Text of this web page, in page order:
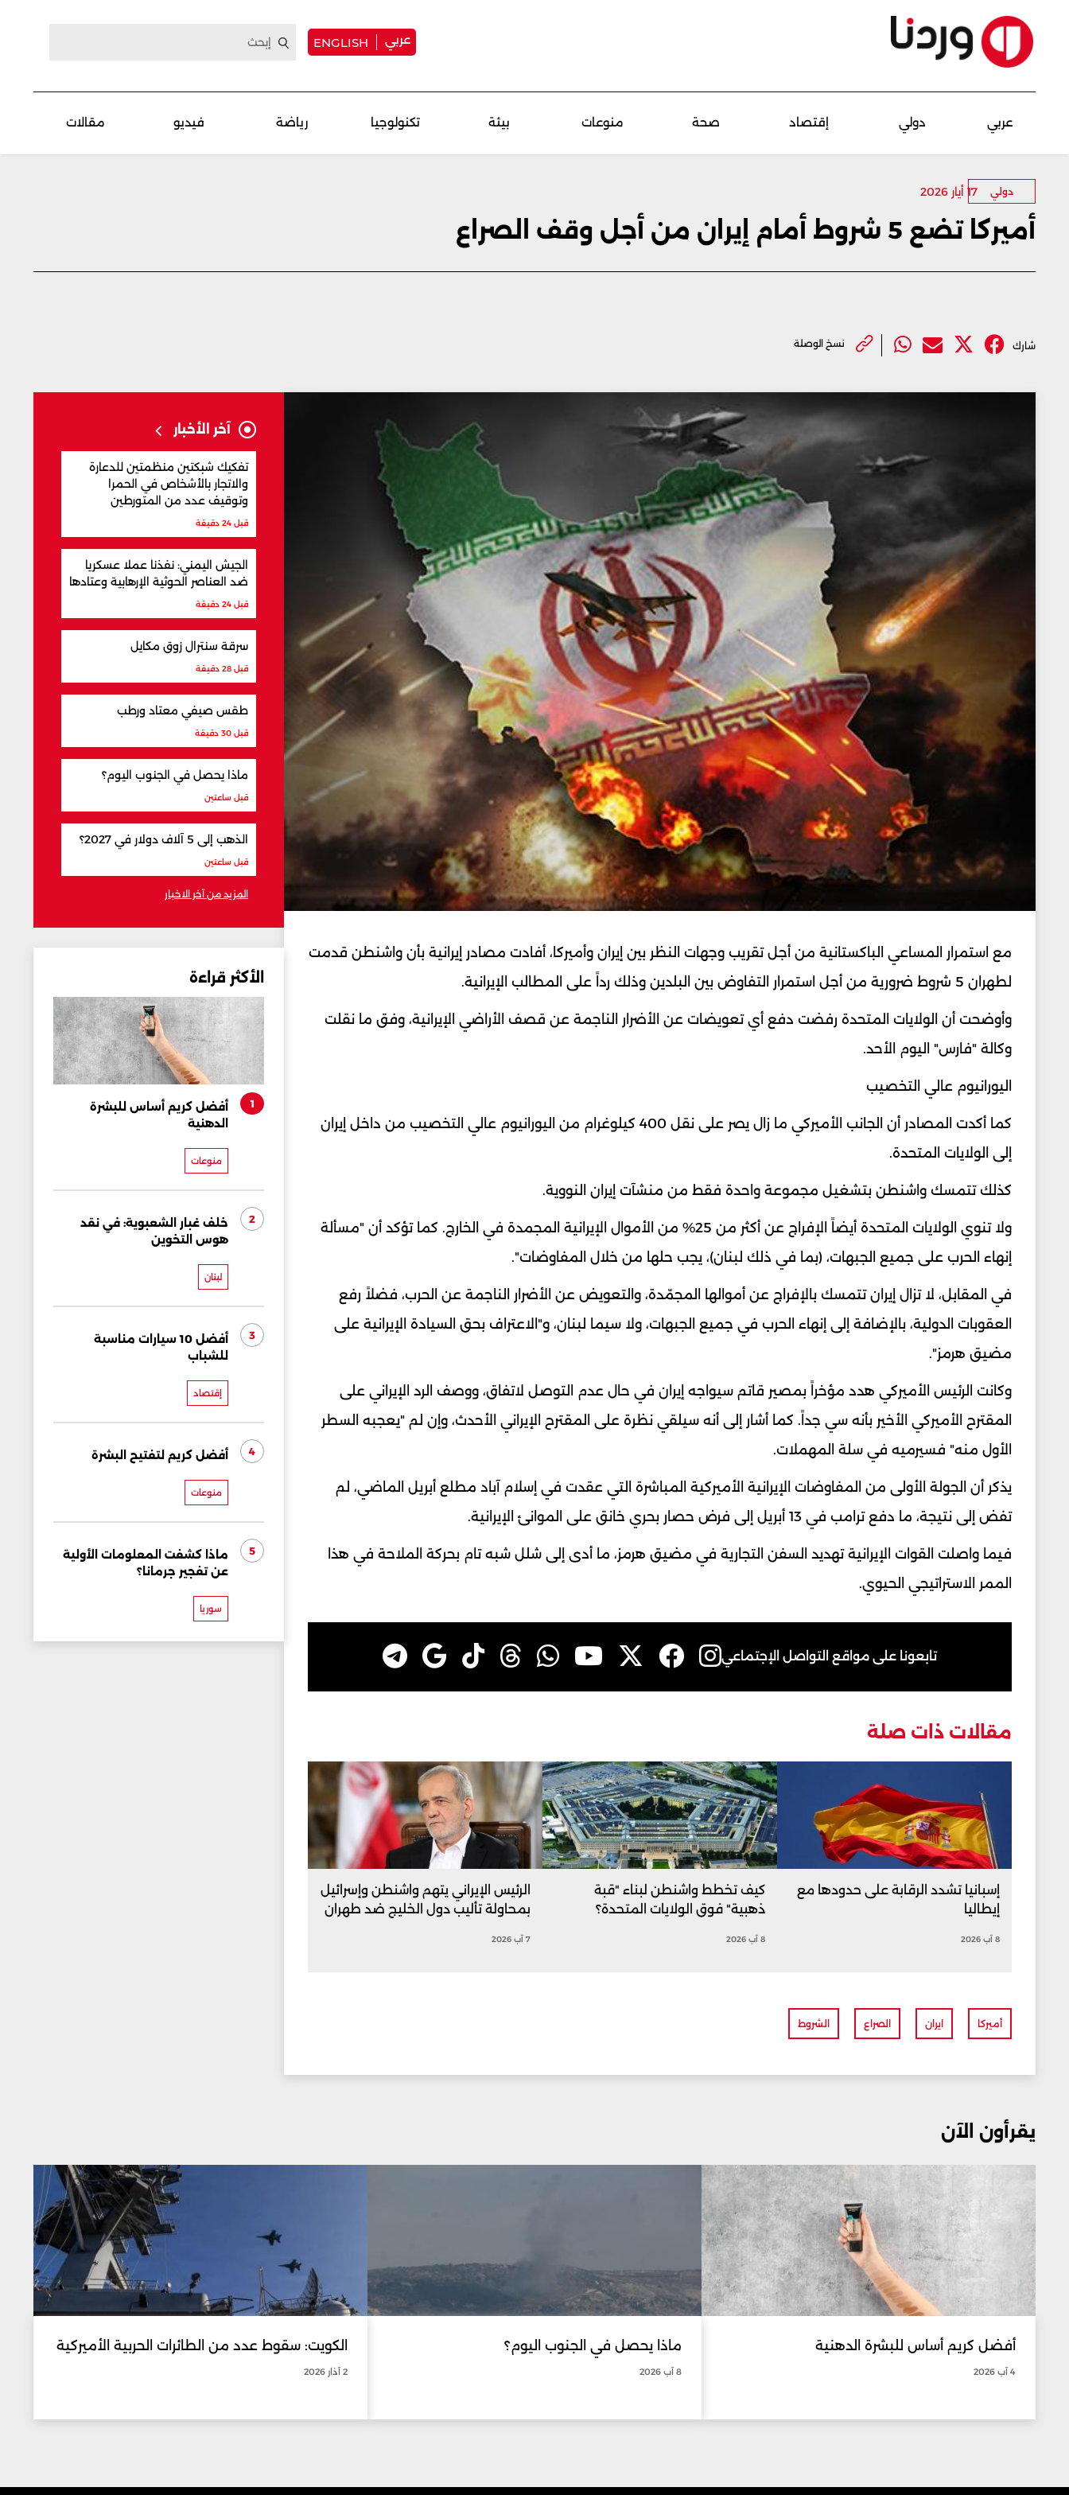
عربي ENGLISH
عربي دولي إقتصاد صحة منوعات بيئة تكنولوجيا رياضة فيديو مقالات
دولي 17 أيار 2026
أميركا تضع 5 شروط أمام إيران من أجل وقف الصراع
شارك نسخ الوصلة
مع استمرار المساعي الباكستانية من أجل تقريب وجهات النظر بين إيران وأميركا، أفادت مصادر إيرانية بأن واشنطن قدمت
لطهران 5 شروط ضرورية من أجل استمرار التفاوض بين البلدين وذلك رداً على المطالب الإيرانية.
وأوضحت أن الولايات المتحدة رفضت دفع أي تعويضات عن الأضرار الناجمة عن قصف الأراضي الإيرانية، وفق ما نقلت
وكالة "فارس" اليوم الأحد.
اليورانيوم عالي التخصيب
كما أكدت المصادر أن الجانب الأميركي ما زال يصر على نقل 400 كيلوغرام من اليورانيوم عالي التخصيب من داخل إيران
إلى الولايات المتحدة.
كذلك تتمسك واشنطن بتشغيل مجموعة واحدة فقط من منشآت إيران النووية.
ولا تنوي الولايات المتحدة أيضاً الإفراج عن أكثر من 25% من الأموال الإيرانية المجمدة في الخارج. كما تؤكد أن "مسألة
إنهاء الحرب على جميع الجبهات، (بما في ذلك لبنان)، يجب حلها من خلال المفاوضات".
في المقابل، لا تزال إيران تتمسك بالإفراج عن أموالها المجمّدة، والتعويض عن الأضرار الناجمة عن الحرب، فضلاً رفع
العقوبات الدولية، بالإضافة إلى إنهاء الحرب في جميع الجبهات، ولا سيما لبنان، و"الاعتراف بحق السيادة الإيرانية على
مضيق هرمز".
وكانت الرئيس الأميركي هدد مؤخراً بمصير قاتم سيواجه إيران في حال عدم التوصل لاتفاق، ووصف الرد الإيراني على
المقترح الأميركي الأخير بأنه سي جداً. كما أشار إلى أنه سيلقي نظرة على المقترح الإيراني الأحدث، وإن لم "يعجبه السطر
الأول منه" فسيرميه في سلة المهملات.
يذكر أن الجولة الأولى من المفاوضات الإيرانية الأميركية المباشرة التي عقدت في إسلام آباد مطلع أبريل الماضي، لم
تفض إلى نتيجة، ما دفع ترامب في 13 أبريل إلى فرض حصار بحري خانق على الموانئ الإيرانية.
فيما واصلت القوات الإيرانية تهديد السفن التجارية في مضيق هرمز، ما أدى إلى شلل شبه تام بحركة الملاحة في هذا
الممر الاستراتيجي الحيوي.
تابعونا على مواقع التواصل الإجتماعي
مقالات ذات صلة
إسبانيا تشدد الرقابة على حدودها مع
إيطاليا
8 آب 2026
كيف تخطط واشنطن لبناء "قبة
ذهبية" فوق الولايات المتحدة؟
8 آب 2026
الرئيس الإيراني يتهم واشنطن وإسرائيل
بمحاولة تأليب دول الخليج ضد طهران
7 آب 2026
أميركا ايران الصراع الشروط
آخر الأخبار
تفكيك شبكتين منظمتين للدعارة
والاتجار بالأشخاص في الحمرا
وتوقيف عدد من المتورطين
قبل 24 دقيقة
الجيش اليمني: نفذنا عملا عسكريا
ضد العناصر الحوثية الإرهابية وعتادها
قبل 24 دقيقة
سرقة سنترال زوق مكايل
قبل 28 دقيقة
طقس صيفي معتاد ورطب
قبل 30 دقيقة
ماذا يحصل في الجنوب اليوم؟
قبل ساعتين
الذهب إلى 5 آلاف دولار في 2027؟
قبل ساعتين
المزيد من آخر الاخبار
الأكثر قراءة
1
أفضل كريم أساس للبشرة
الدهنية
منوعات
2
خلف غبار الشعبوية: في نقد
هوس التخوين
لبنان
3
أفضل 10 سيارات مناسبة
للشباب
إقتصاد
4 أفضل كريم لتفتيح البشرة
منوعات
5
ماذا كشفت المعلومات الأولية
عن تفجير جرمانا؟
سوريا
يقرأون الآن
أفضل كريم أساس للبشرة الدهنية
4 آب 2026
ماذا يحصل في الجنوب اليوم؟
8 آب 2026
الكويت: سقوط عدد من الطائرات الحربية الأميركية
2 آذار 2026